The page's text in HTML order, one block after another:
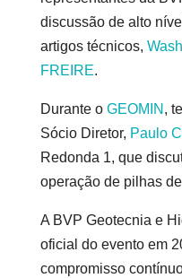
discussão de alto
artigos técnicos,
FREIRE.
Durante o GEOMIN ,
Sócio Diretor, Paulo
Redonda 1, que
operação de pilhas
A BVP Geotecnia e
oficial do evento em
compromisso